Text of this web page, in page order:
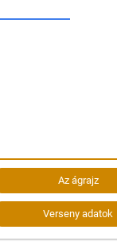
Az ágrajz
Verseny adatok